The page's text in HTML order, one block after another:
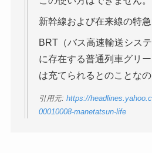
新幹線および在来線の特急
BRT（バス高速輸送シス
に存在する普通列車グリ
は充てられるとのことなの
引用元: https://
00010008-manetatsun-life